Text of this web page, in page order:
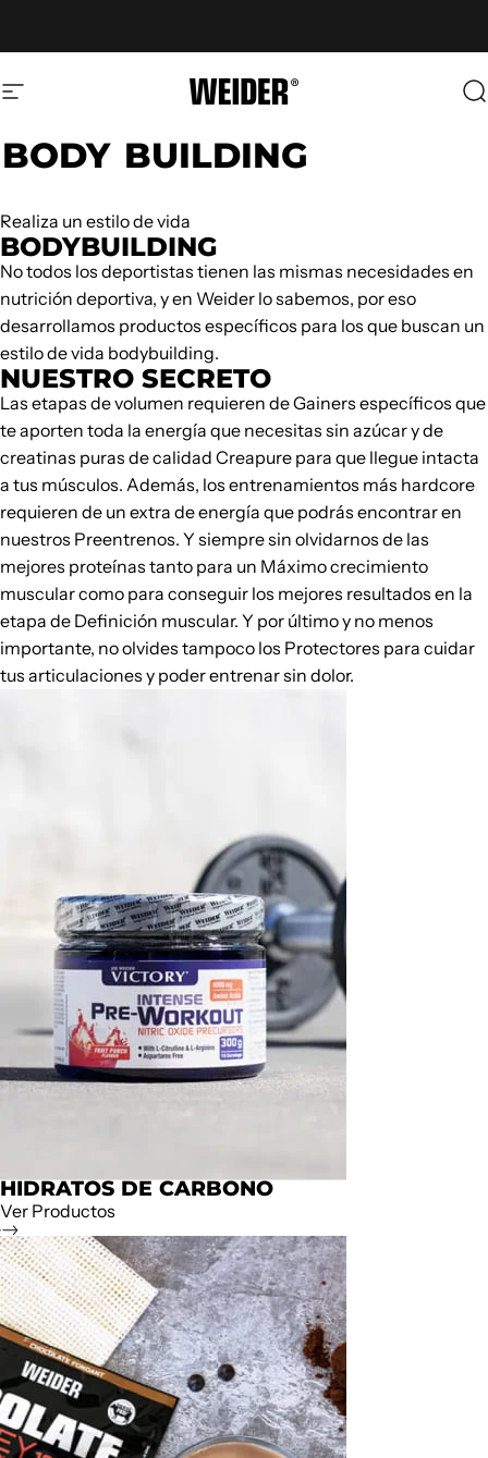
Navegación Weider
BODY BUILDING
Realiza un estilo de vida
BODYBUILDING
No todos los deportistas tienen las mismas necesidades en
nutrición deportiva, y en Weider lo sabemos, por eso
desarrollamos productos específicos para los que buscan un
estilo de vida bodybuilding.
NUESTRO SECRETO
Las etapas de volumen requieren de Gainers específicos que
te aporten toda la energía que necesitas sin azúcar y de
creatinas puras de calidad Creapure para que llegue intacta
a tus músculos. Además, los entrenamientos más hardcore
requieren de un extra de energía que podrás encontrar en
nuestros Preentrenos. Y siempre sin olvidarnos de las
mejores proteínas tanto para un Máximo crecimiento
muscular como para conseguir los mejores resultados en la
etapa de Definición muscular. Y por último y no menos
importante, no olvides tampoco los Protectores para cuidar
tus articulaciones y poder entrenar sin dolor.
HIDRATOS DE CARBONO
Ver Productos